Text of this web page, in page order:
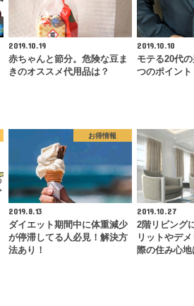
2019.10.19
赤ちゃんと節分。危険な豆ま
きのオススメ代用品は？
2019.10.10
モテる20代
つのポイント
お得情報
2019.8.13
ダイエット期間中に体重減少
が停滞してる人必見！解決方
法あり！
2019.10.27
2階リビング
リットやデ
際の住み心地